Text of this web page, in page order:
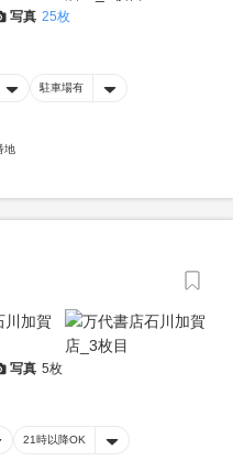
写真 25枚
駐車場有
地
写真 5枚
21時以降OK